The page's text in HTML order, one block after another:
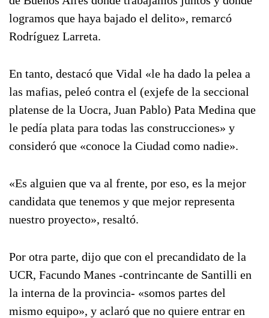
logramos que haya bajado el delito», remarcó
Rodríguez Larreta.
En tanto, destacó que Vidal «le ha dado la pelea a
las mafias, peleó contra el (exjefe de la seccional
platense de la Uocra, Juan Pablo) Pata Medina que
le pedía plata para todas las construcciones» y
consideró que «conoce la Ciudad como nadie».
«Es alguien que va al frente, por eso, es la mejor
candidata que tenemos y que mejor representa
nuestro proyecto», resaltó.
Por otra parte, dijo que con el precandidato de la
UCR, Facundo Manes -contrincante de Santilli en
la interna de la provincia- «somos partes del
mismo equipo», y aclaró que no quiere entrar en